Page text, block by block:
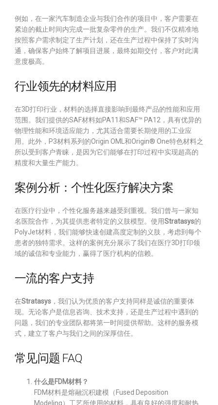
例如，在一家汽车制造企业与我们合作的项目中，客户需要在
紧迫的截止时间内完成一批复杂零件的生产。我们不仅精准地
按照客户需求制定了生产计划，还在生产过程中保持了实时沟
通，确保客户始终了解项目进展，最终如期交付，客户对此满
意度极高。
行业领先的材料应用
在3D打印行业，材料的选择直接影响到最终产品的性能和应用
范围。我们提供的SAF材料如PA11和SAF™ PA12，具有优异的
物理性能和环境适应能力，尤其适合需要长期使用的工业应
用。此外，P3材料系列的Origin OML和Origin® One特色材料之
所以受到客户青睐，是因为它们能够在打印过程中实现超高的
精度和大量生产能力。
案例分析：个性化医疗解决方案
在医疗行业中，个性化服务越来越受到重视。我们曾与一家知
名医院合作，为其提供患者特定的义肢模型。使用Stratasys的
PolyJet材料，我们能够快速创建高度定制的义肢，考虑到每个
患者的独特需求。这样的案例充分展示了我们在医疗3D打印领
域的诚信和专业能力，赢得了医疗机构的信赖。
一流的客户支持
在Stratasys ，我们认为优质的客户支持同样是诚信的重要体
现。无论客户是信息咨询、技术支持，还是生产过程中遇到的
问题，我们的专业团队都将第一时间提供帮助。这样的服务模
式，建立了客户与我们之间的深厚信任。
常见问题 FAQ
什么是FDM材料？
FDM材料是熔融沉积建模（Fused Deposition
Modeling）工艺所使用的材料，具有良好的强度和耐热